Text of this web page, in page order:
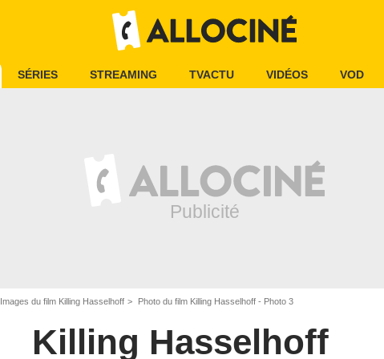
SÉRIES STREAMING TVACTU VIDÉOS VOD
Images du film Killing Hasselhoff Photo du film Killing Hasselhoff - Photo 3
Killing Hasselhoff